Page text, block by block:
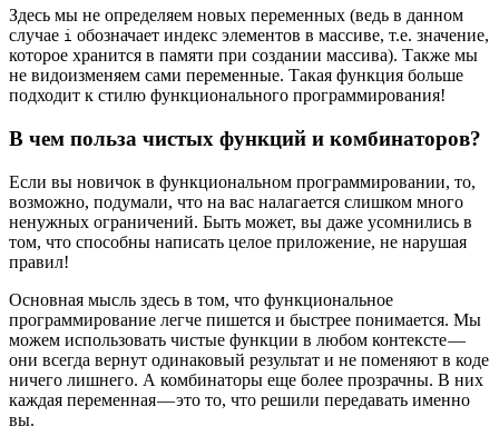
Здесь мы не определяем новых переменных (ведь в данном
случае i обозначает индекс элементов в массиве, т.е. значение,
которое хранится в памяти при создании массива). Также мы
не видоизменяем сами переменные. Такая функция больше
подходит к стилю функционального программирования!
В чем польза чистых функций и комбинаторов?
Если вы новичок в функциональном программировании, то,
возможно, подумали, что на вас налагается слишком много
ненужных ограничений. Быть может, вы даже усомнились в
том, что способны написать целое приложение, не нарушая
правил!
Основная мысль здесь в том, что функциональное
программирование легче пишется и быстрее понимается. Мы
можем использовать чистые функции в любом контексте —
они всегда вернут одинаковый результат и не поменяют в коде
ничего лишнего. А комбинаторы еще более прозрачны. В них
каждая переменная — это то, что решили передавать именно
вы.